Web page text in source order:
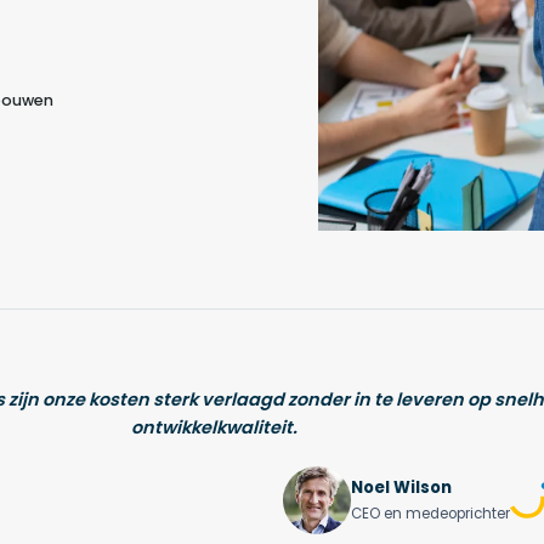
zijn onze kosten sterk verlaagd zonder in te leveren op
ontwikkelkwaliteit.
Noel Wilson
CEO en medeoprichter